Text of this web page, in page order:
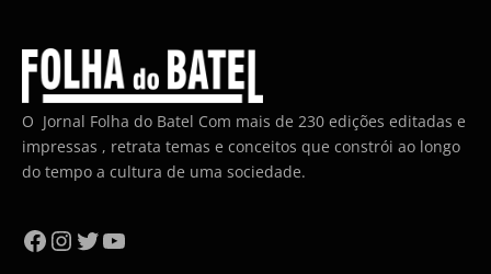
O Jornal Folha do Batel Com mais de 230 edições editadas e
impressas , retrata temas e conceitos que constrói ao longo
do tempo a cultura de uma sociedade.
Facebook
Instagram
Twitter
YouTube